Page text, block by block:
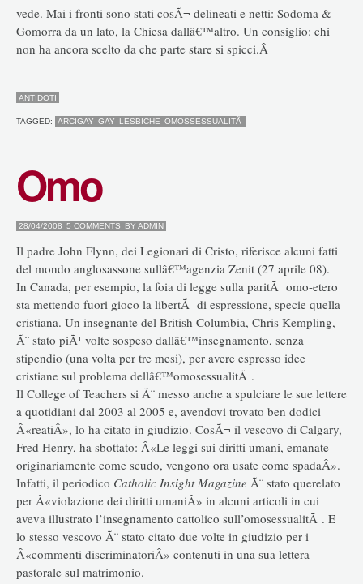
vede. Mai i fronti sono stati cosÃ¬ delineati e netti: Sodoma &
Gomorra da un lato, la Chiesa dallâ€™altro. Un consiglio: chi
non ha ancora scelto da che parte stare si spicci.Â
ANTIDOTI
TAGGED: ARCIGAY GAY LESBICHE OMOSSESSUALITÃ
Omo
28/04/2008 5 COMMENTS BY ADMIN
Il padre John Flynn, dei Legionari di Cristo, riferisce alcuni fatti
del mondo anglosassone sullâ€™agenzia Zenit (27 aprile 08).
In Canada, per esempio, la foia di legge sulla paritÃ omo-etero
sta mettendo fuori gioco la libertÃ di espressione, specie quella
cristiana. Un insegnante del British Columbia, Chris Kempling,
Ã¨ stato piÃ¹ volte sospeso dallâ€™insegnamento, senza
stipendio (una volta per tre mesi), per avere espresso idee
cristiane sul problema dellâ€™omosessualitÃ .
Il College of Teachers si Ã¨ messo anche a spulciare le sue lettere
a quotidiani dal 2003 al 2005 e, avendovi trovato ben dodici
Â«reatiÂ», lo ha citato in giudizio. CosÃ¬ il vescovo di Calgary,
Fred Henry, ha sbottato: Â«Le leggi sui diritti umani, emanate
originariamente come scudo, vengono ora usate come spadaÂ».
Infatti, il periodico Catholic Insight Magazine Ã¨ stato querelato
per Â«violazione dei diritti umaniÂ» in alcuni articoli in cui
aveva illustrato l’insegnamento cattolico sull’omosessualitÃ . E
lo stesso vescovo Ã¨ stato citato due volte in giudizio per i
Â«commenti discriminatoriÂ» contenuti in una sua lettera
pastorale sul matrimonio.